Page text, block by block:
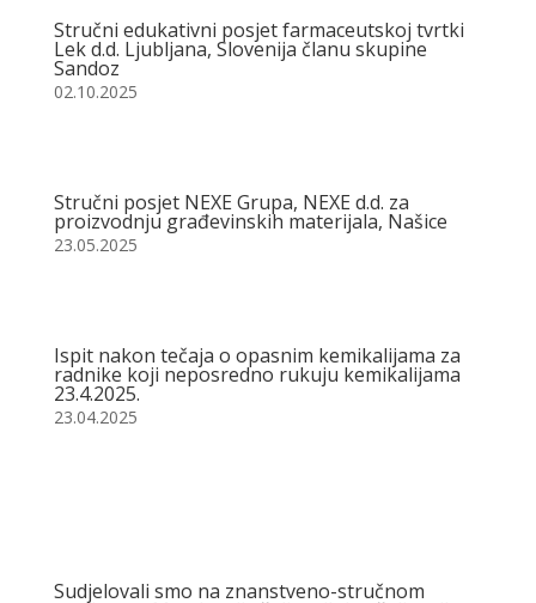
Stručni edukativni posjet farmaceutskoj tvrtki
Lek d.d. Ljubljana, Slovenija članu skupine
Sandoz
02.10.2025
Stručni posjet NEXE Grupa, NEXE d.d. za
proizvodnju građevinskih materijala, Našice
23.05.2025
Ispit nakon tečaja o opasnim kemikalijama za
radnike koji neposredno rukuju kemikalijama
23.4.2025.
23.04.2025
Sudjelovali smo na znanstveno-stručnom